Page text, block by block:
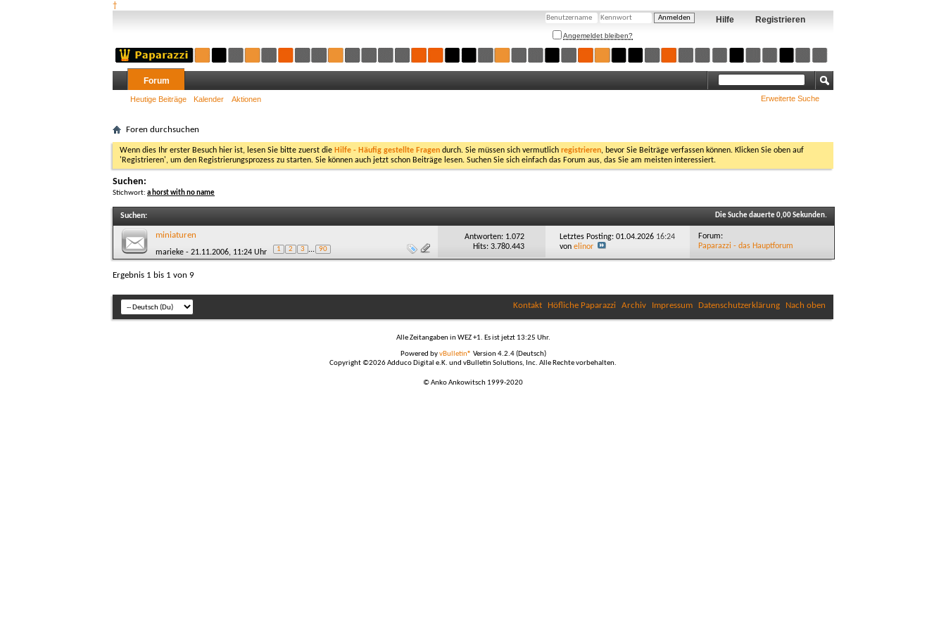
†
Registrieren
Hilfe
Angemeldet bleiben?
Forum
Heutige Beiträge Kalender Aktionen Erweiterte Suche
Foren durchsuchen
Wenn dies Ihr erster Besuch hier ist, lesen Sie bitte zuerst die Hilfe - Häufig gestellte Fragen durch. Sie müssen sich vermutlich registrieren, bevor Sie Beiträge verfassen können. Klicken Sie oben auf
'Registrieren', um den Registrierungsprozess zu starten. Sie können auch jetzt schon Beiträge lesen. Suchen Sie sich einfach das Forum aus, das Sie am meisten interessiert.
Suchen:
Stichwort: a horst with no name
Suchen: Die Suche dauerte0,00Sekunden.
miniaturen
marieke - 21.11.2006, 11:24 Uhr 1 2 3 ... 90
Antworten: 1.072
Hits: 3.780.443
Letztes Posting: 01.04.2026 16:24
vonelinor
Forum:
Paparazzi - das Hauptforum
Ergebnis 1 bis 1 von 9
Kontakt Höfliche Paparazzi Archiv Impressum Datenschutzerklärung Nach oben
Alle Zeitangaben in WEZ +1. Es ist jetzt 13:25 Uhr.
Powered byvBulletin® Version 4.2.4 (Deutsch)
Copyright ©2026 Adduco Digital e.K. und vBulletin Solutions, Inc. Alle Rechte vorbehalten.
© Anko Ankowitsch 1999-2020